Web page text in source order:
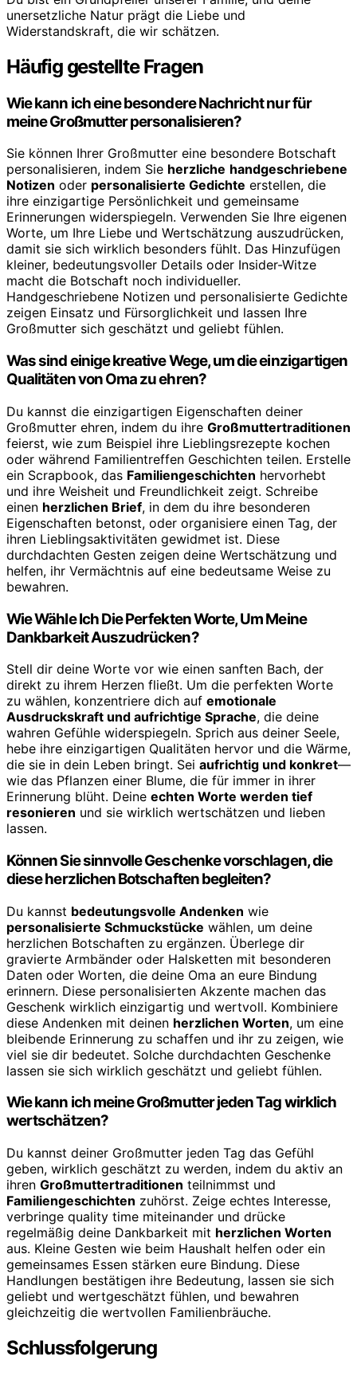
unersetzliche Natur prägt die Liebe und
Widerstandskraft, die wir schätzen.
Häufig gestellte Fragen
Wie kann ich eine besondere Nachricht nur für
meine Großmutter personalisieren?
Sie können Ihrer Großmutter eine besondere Botschaft
personalisieren, indem Sie herzliche handgeschriebene
Notizen oder personalisierte Gedichte erstellen, die
ihre einzigartige Persönlichkeit und gemeinsame
Erinnerungen widerspiegeln. Verwenden Sie Ihre eigenen
Worte, um Ihre Liebe und Wertschätzung auszudrücken,
damit sie sich wirklich besonders fühlt. Das Hinzufügen
kleiner, bedeutungsvoller Details oder Insider-Witze
macht die Botschaft noch individueller.
Handgeschriebene Notizen und personalisierte Gedichte
zeigen Einsatz und Fürsorglichkeit und lassen Ihre
Großmutter sich geschätzt und geliebt fühlen.
Was sind einige kreative Wege, um die einzigartigen
Qualitäten von Oma zu ehren?
Du kannst die einzigartigen Eigenschaften deiner
Großmutter ehren, indem du ihre Großmuttertraditionen
feierst, wie zum Beispiel ihre Lieblingsrezepte kochen
oder während Familientreffen Geschichten teilen. Erstelle
ein Scrapbook, das Familiengeschichten hervorhebt
und ihre Weisheit und Freundlichkeit zeigt. Schreibe
einen herzlichen Brief, in dem du ihre besonderen
Eigenschaften betonst, oder organisiere einen Tag, der
ihren Lieblingsaktivitäten gewidmet ist. Diese
durchdachten Gesten zeigen deine Wertschätzung und
helfen, ihr Vermächtnis auf eine bedeutsame Weise zu
bewahren.
Wie Wähle Ich Die Perfekten Worte, Um Meine
Dankbarkeit Auszudrücken?
Stell dir deine Worte vor wie einen sanften Bach, der
direkt zu ihrem Herzen fließt. Um die perfekten Worte
zu wählen, konzentriere dich auf emotionale
Ausdruckskraft und aufrichtige Sprache, die deine
wahren Gefühle widerspiegeln. Sprich aus deiner Seele,
hebe ihre einzigartigen Qualitäten hervor und die Wärme,
die sie in dein Leben bringt. Sei aufrichtig und konkret—
wie das Pflanzen einer Blume, die für immer in ihrer
Erinnerung blüht. Deine echten Worte werden tief
resonieren und sie wirklich wertschätzen und lieben
lassen.
Können Sie sinnvolle Geschenke vorschlagen, die
diese herzlichen Botschaften begleiten?
Du kannst bedeutungsvolle Andenken wie
personalisierte Schmuckstücke wählen, um deine
herzlichen Botschaften zu ergänzen. Überlege dir
gravierte Armbänder oder Halsketten mit besonderen
Daten oder Worten, die deine Oma an eure Bindung
erinnern. Diese personalisierten Akzente machen das
Geschenk wirklich einzigartig und wertvoll. Kombiniere
diese Andenken mit deinen herzlichen Worten, um eine
bleibende Erinnerung zu schaffen und ihr zu zeigen, wie
viel sie dir bedeutet. Solche durchdachten Geschenke
lassen sie sich wirklich geschätzt und geliebt fühlen.
Wie kann ich meine Großmutter jeden Tag wirklich
wertschätzen?
Du kannst deiner Großmutter jeden Tag das Gefühl
geben, wirklich geschätzt zu werden, indem du aktiv an
ihren Großmuttertraditionen teilnimmst und
Familiengeschichten zuhörst. Zeige echtes Interesse,
verbringe quality time miteinander und drücke
regelmäßig deine Dankbarkeit mit herzlichen Worten
aus. Kleine Gesten wie beim Haushalt helfen oder ein
gemeinsames Essen stärken eure Bindung. Diese
Handlungen bestätigen ihre Bedeutung, lassen sie sich
geliebt und wertgeschätzt fühlen, und bewahren
gleichzeitig die wertvollen Familienbräuche.
Schlussfolgerung